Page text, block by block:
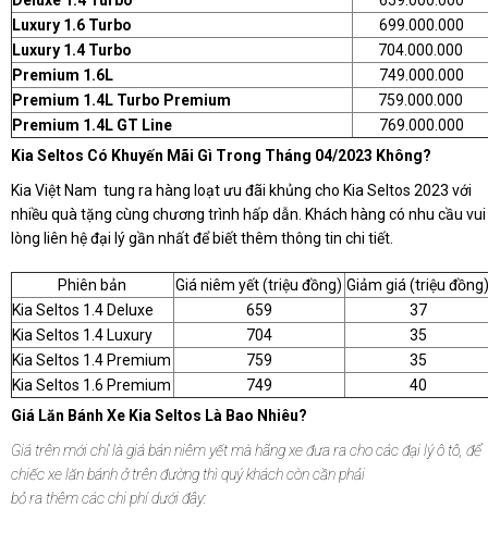
Luxury 1.6 Turbo
699.000.000
Luxury 1.4 Turbo
704.000.000
Premium 1.6L
749.000.000
Premium 1.4L Turbo Premium
759.000.000
Premium 1.4L GT Line
769.000.000
Kia Seltos Có Khuyến Mãi Gì Trong Tháng 04/2023 Không?
Kia Việt Nam tung ra hàng loạt ưu đãi khủng cho Kia Seltos 2023 với
nhiều quà tặng cùng chương trình hấp dẫn. Khách hàng có nhu cầu vui
lòng liên hệ đại lý gần nhất để biết thêm thông tin chi tiết.
Phiên bản Giá niêm yết (triệu đồng) Giảm giá (triệu
Kia Seltos 1.4 Deluxe
659
37
Kia Seltos 1.4 Luxury
704
35
Kia Seltos 1.4 Premium
759
35
Kia Seltos 1.6 Premium
749
40
Giá Lăn Bánh Xe Kia Seltos Là Bao Nhiêu?
Giá trên mới chỉ là giá bán niêm yết mà hãng xe đưa ra cho các đại lý ô tô, để
chiếc xe lăn bánh ở trên đường thì quý khách còn cần phải
bỏ ra thêm các chi phí dưới đây: